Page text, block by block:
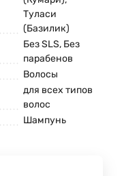
Туласи
(Базилик)
Без SLS, Без
парабенов
Волосы
для всех типов
волос
Шампунь